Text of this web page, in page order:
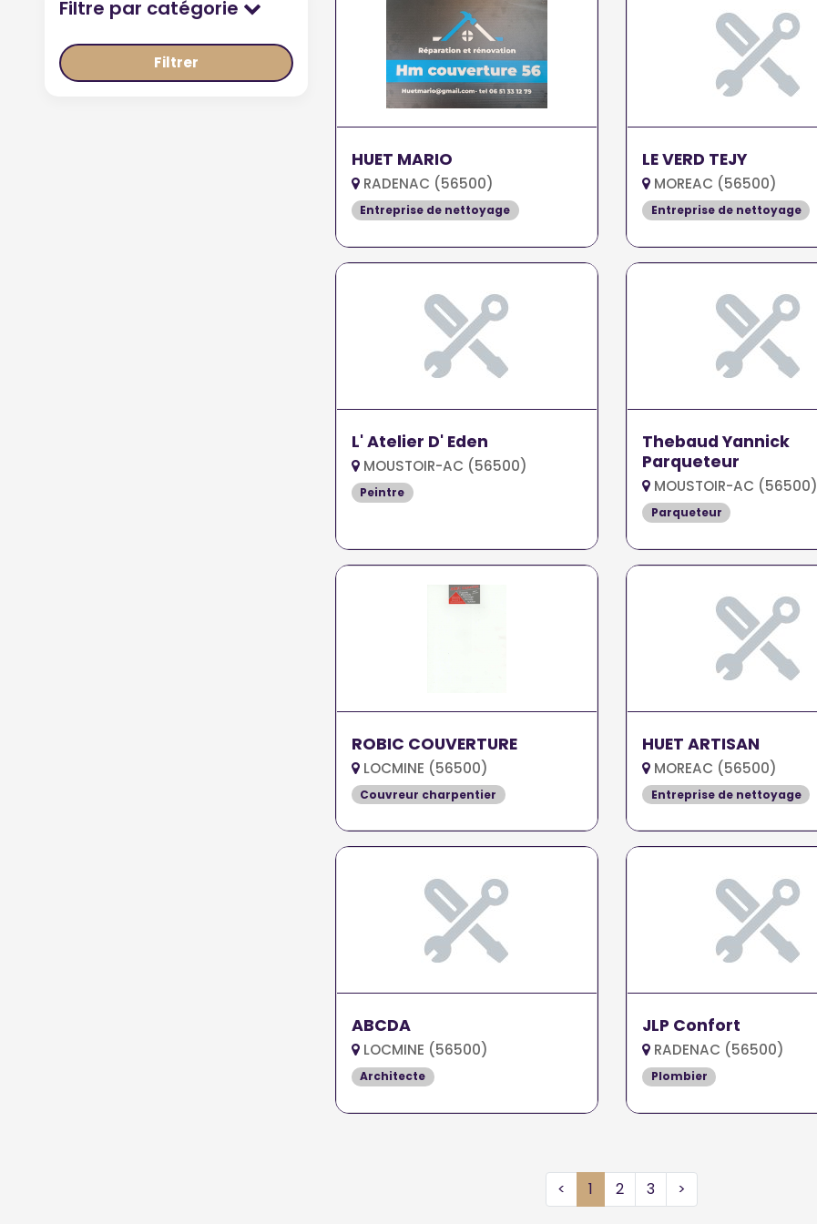
Filtre par catégorie
Filtrer
HUET MARIO
RADENAC (56500)
Entreprise de nettoyage
LE VERD TEJY
MOREAC (56500)
Entreprise de nettoyage
L' Atelier D' Eden
MOUSTOIR-AC (56500)
Peintre
Thebaud Yannick
Parqueteur
MOUSTOIR-AC (56500)
Parqueteur
ROBIC COUVERTURE
LOCMINE (56500)
Couvreur charpentier
HUET ARTISAN
MOREAC (56500)
Entreprise de nettoyage
ABCDA
LOCMINE (56500)
Architecte
JLP Confort
RADENAC (56500)
Plombier
< 1 2 3 >